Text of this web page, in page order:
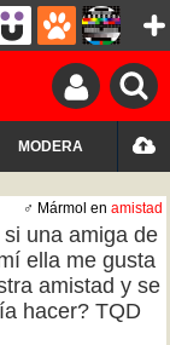
MODERA
♂ Mármol en amistad
una amiga de
ella me gusta
amistad y se
hacer? TQD